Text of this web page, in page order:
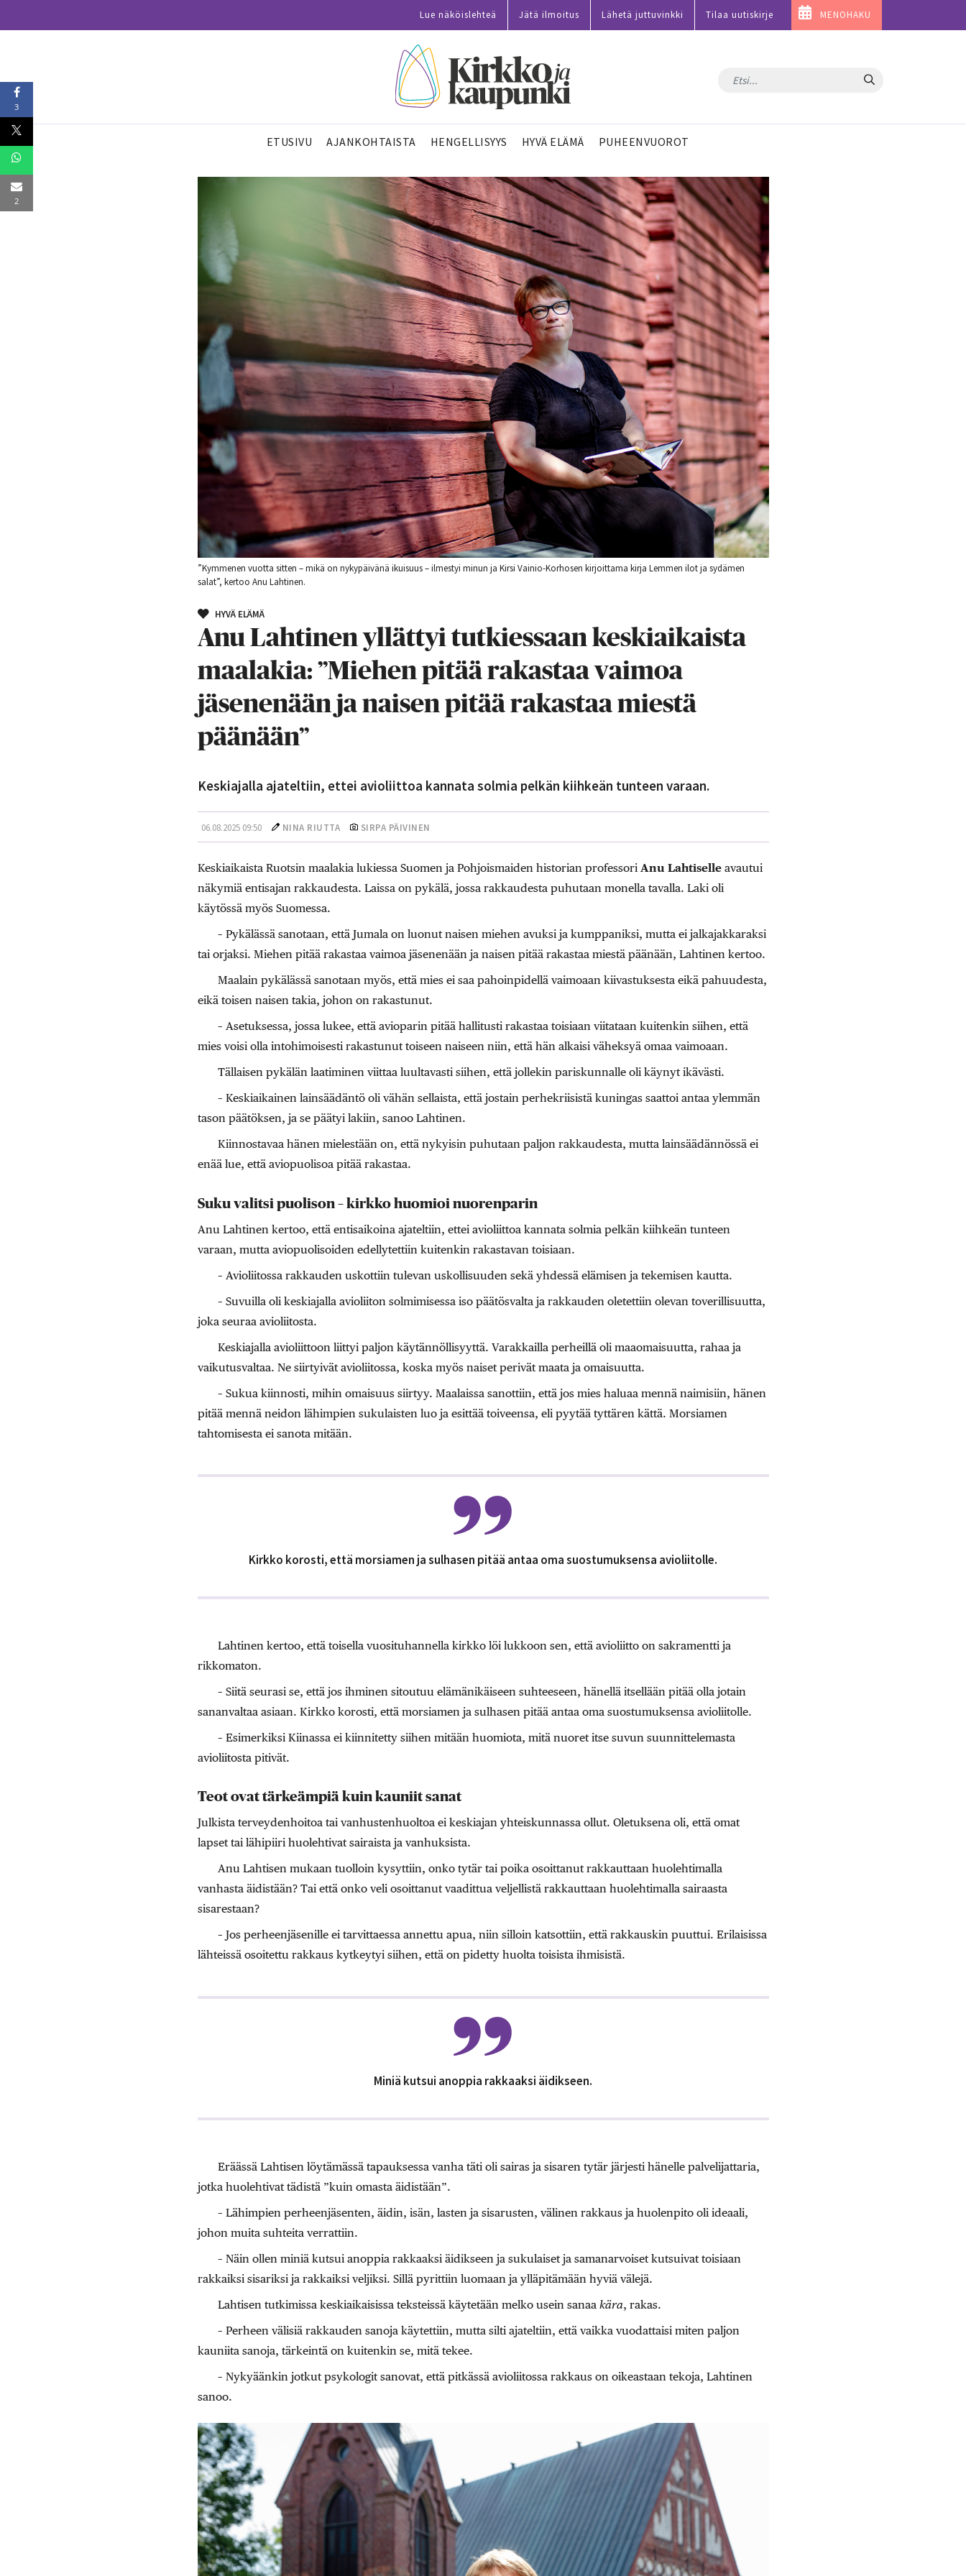
Lue näköislehteä Jätä ilmoitus Lähetä juttuvinkki Tilaa uutiskirje MENOHAKU
Hae
ETUSIVU AJANKOHTAISTA HENGELLISYYS HYVÄ ELÄMÄ PUHEENVUOROT
”Kymmenen vuotta sitten – mikä on nykypäivänä ikuisuus – ilmestyi minun ja Kirsi Vainio-Korhosen kirjoittama kirja Lemmen ilot ja sydämen
salat”, kertoo Anu Lahtinen.
HYVÄ ELÄMÄ
Anu Lahtinen yllättyi tutkiessaan keskiaikaista
maalakia: ”Miehen pitää rakastaa vaimoa
jäsenenään ja naisen pitää rakastaa miestä
päänään”
Keskiajalla ajateltiin, ettei avioliittoa kannata solmia pelkän kiihkeän tunteen varaan.
06.08.2025 09:50 NINA RIUTTA SIRPA PÄIVINEN
Keskiaikaista Ruotsin maalakia lukiessa Suomen ja Pohjoismaiden historian professori Anu Lahtiselleavautui
näkymiä entisajan rakkaudesta. Laissa on pykälä, jossa rakkaudesta puhutaan monella tavalla. Laki oli
käytössä myös Suomessa.
– Pykälässä sanotaan, että Jumala on luonut naisen miehen avuksi ja kumppaniksi, mutta ei jalkajakkaraksi
tai orjaksi. Miehen pitää rakastaa vaimoa jäsenenään ja naisen pitää rakastaa miestä päänään, Lahtinen kertoo.
Maalain pykälässä sanotaan myös, että mies ei saa pahoinpidellä vaimoaan kiivastuksesta eikä pahuudesta,
eikä toisen naisen takia, johon on rakastunut.
– Asetuksessa, jossa lukee, että avioparin pitää hallitusti rakastaa toisiaan viitataan kuitenkin siihen, että
mies voisi olla intohimoisesti rakastunut toiseen naiseen niin, että hän alkaisi väheksyä omaa vaimoaan.
Tällaisen pykälän laatiminen viittaa luultavasti siihen, että jollekin pariskunnalle oli käynyt ikävästi.
– Keskiaikainen lainsäädäntö oli vähän sellaista, että jostain perhekriisistä kuningas saattoi antaa ylemmän
tason päätöksen, ja se päätyi lakiin, sanoo Lahtinen.
Kiinnostavaa hänen mielestään on, että nykyisin puhutaan paljon rakkaudesta, mutta lainsäädännössä ei
enää lue, että aviopuolisoa pitää rakastaa.
Suku valitsi puolison – kirkko huomioi nuorenparin
Anu Lahtinen kertoo, että entisaikoina ajateltiin, ettei avioliittoa kannata solmia pelkän kiihkeän tunteen
varaan, mutta aviopuolisoiden edellytettiin kuitenkin rakastavan toisiaan.
– Avioliitossa rakkauden uskottiin tulevan uskollisuuden sekä yhdessä elämisen ja tekemisen kautta.
– Suvuilla oli keskiajalla avioliiton solmimisessa iso päätösvalta ja rakkauden oletettiin olevan toverillisuutta,
joka seuraa avioliitosta.
Keskiajalla avioliittoon liittyi paljon käytännöllisyyttä. Varakkailla perheillä oli maaomaisuutta, rahaa ja
vaikutusvaltaa. Ne siirtyivät avioliitossa, koska myös naiset perivät maata ja omaisuutta.
– Sukua kiinnosti, mihin omaisuus siirtyy. Maalaissa sanottiin, että jos mies haluaa mennä naimisiin, hänen
pitää mennä neidon lähimpien sukulaisten luo ja esittää toiveensa, eli pyytää tyttären kättä. Morsiamen
tahtomisesta ei sanota mitään.
Kirkko korosti, että morsiamen ja sulhasen pitää antaa oma suostumuksensa avioliitolle.
Lahtinen kertoo, että toisella vuosituhannella kirkko löi lukkoon sen, että avioliitto on sakramentti ja
rikkomaton.
– Siitä seurasi se, että jos ihminen sitoutuu elämänikäiseen suhteeseen, hänellä itsellään pitää olla jotain
sananvaltaa asiaan. Kirkko korosti, että morsiamen ja sulhasen pitää antaa oma suostumuksensa avioliitolle.
– Esimerkiksi Kiinassa ei kiinnitetty siihen mitään huomiota, mitä nuoret itse suvun suunnittelemasta
avioliitosta pitivät.
Teot ovat tärkeämpiä kuin kauniit sanat
Julkista terveydenhoitoa tai vanhustenhuoltoa ei keskiajan yhteiskunnassa ollut. Oletuksena oli, että omat
lapset tai lähipiiri huolehtivat sairaista ja vanhuksista.
Anu Lahtisen mukaan tuolloin kysyttiin, onko tytär tai poika osoittanut rakkauttaan huolehtimalla
vanhasta äidistään? Tai että onko veli osoittanut vaadittua veljellistä rakkauttaan huolehtimalla sairaasta
sisarestaan?
– Jos perheenjäsenille ei tarvittaessa annettu apua, niin silloin katsottiin, että rakkauskin puuttui. Erilaisissa
lähteissä osoitettu rakkaus kytkeytyi siihen, että on pidetty huolta toisista ihmisistä.
Miniä kutsui anoppia rakkaaksi äidikseen.
Eräässä Lahtisen löytämässä tapauksessa vanha täti oli sairas ja sisaren tytär järjesti hänelle palvelijattaria,
jotka huolehtivat tädistä ”kuin omasta äidistään”.
– Lähimpien perheenjäsenten, äidin, isän, lasten ja sisarusten, välinen rakkaus ja huolenpito oli ideaali,
johon muita suhteita verrattiin.
– Näin ollen miniä kutsui anoppia rakkaaksi äidikseen ja sukulaiset ja samanarvoiset kutsuivat toisiaan
rakkaiksi sisariksi ja rakkaiksi veljiksi. Sillä pyrittiin luomaan ja ylläpitämään hyviä välejä.
Lahtisen tutkimissa keskiaikaisissa teksteissä käytetään melko usein sanaa kära, rakas.
– Perheen välisiä rakkauden sanoja käytettiin, mutta silti ajateltiin, että vaikka vuodattaisi miten paljon
kauniita sanoja, tärkeintä on kuitenkin se, mitä tekee.
– Nykyäänkin jotkut psykologit sanovat, että pitkässä avioliitossa rakkaus on oikeastaan tekoja, Lahtinen
sanoo.
3
2